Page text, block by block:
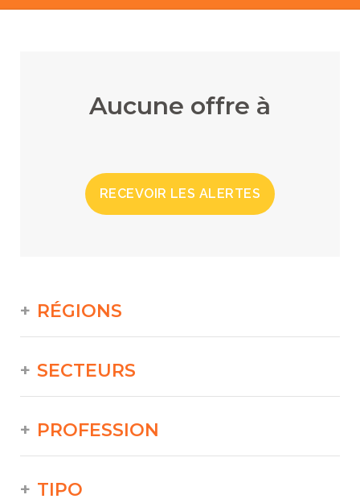
Aucune offre à
RECEVOIR LES ALERTES
RÉGIONS
SECTEURS
PROFESSION
TIPO